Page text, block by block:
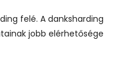
felé. A danksharding
jobb elérhetősége